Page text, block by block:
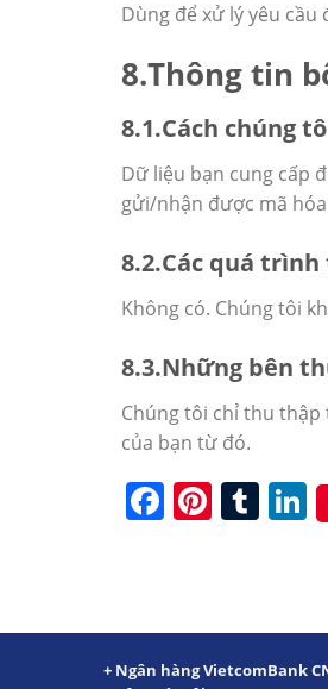
Dùng để xử lý yêu
8.Thông tin
8.1.Cách chúng
Dữ liệu bạn cung cấp
gửi/nhận được mã
8.2.Các quá
Không có. Chúng tôi
8.3.Những bên
Chúng tôi chỉ thu
của bạn từ đó.
+ Ngân hàng VietcomBank